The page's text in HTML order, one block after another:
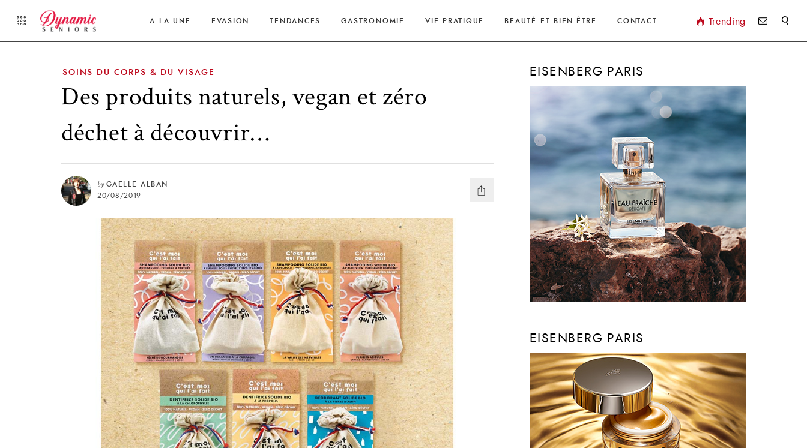
A LA UNE EVASION TENDANCES GASTRONOMIE VIE PRATIQUE BEAUTÉ ET BIEN-ÊTRE CONTACT Trending
SOINS DU CORPS & DU VISAGE
Des produits naturels, vegan et zéro
déchet à découvrir…
by GAELLE ALBAN
20/08/2019
EISENBERG PARIS
EISENBERG PARIS